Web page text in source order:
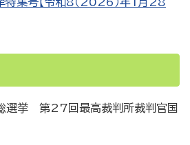
選挙 第27回最高裁判所裁判官国